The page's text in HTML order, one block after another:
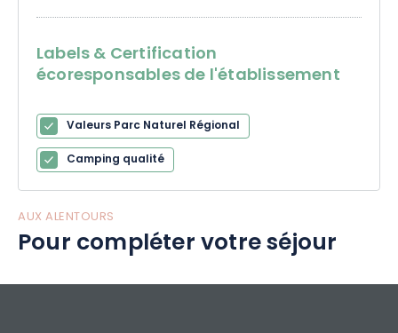
Labels & Certification
écoresponsables de l'établissement
Valeurs Parc Naturel Régional
Camping qualité
AUX ALENTOURS
Pour compléter votre séjour